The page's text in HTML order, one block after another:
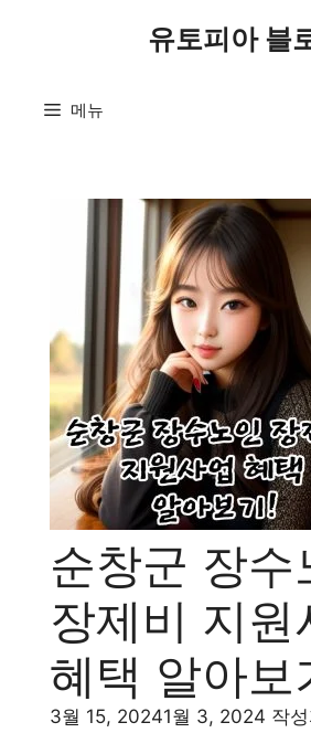
유토피아 블
메뉴
순창군 장수
장제비 지원
혜택 알아보
3월 15, 20241월 3, 2024 작